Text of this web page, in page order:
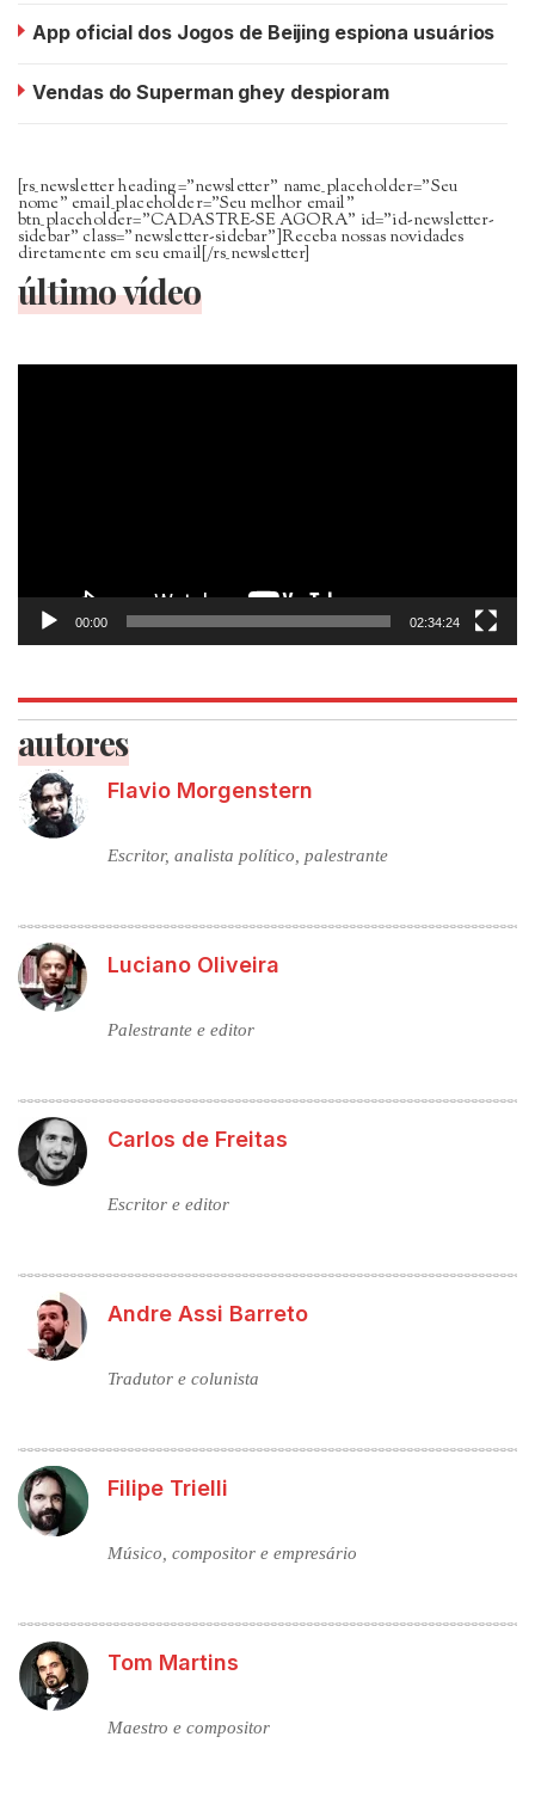
App oficial dos Jogos de Beijing espiona usuários
Vendas do Superman ghey despioram
[rs_newsletter heading=”newsletter” name_placeholder=”Seu
nome” email_placeholder=”Seu melhor email”
btn_placeholder=”CADASTRE-SE AGORA” id=”id-newsletter-
sidebar” class=”newsletter-sidebar”]Receba nossas novidades
diretamente em seu email[/rs_newsletter]
último vídeo
Tocador
00:00 02:34:24
autores
Flavio Morgenstern
Escritor, analista político, palestrante
Luciano Oliveira
Palestrante e editor
Carlos de Freitas
Escritor e editor
Andre Assi Barreto
Tradutor e colunista
Filipe Trielli
Músico, compositor e empresário
Tom Martins
Maestro e compositor